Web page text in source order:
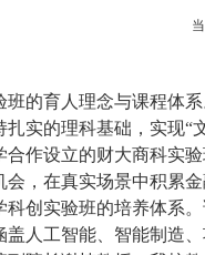
班的育人理念与课程体
扎实的理科基础，实现“
合作设立的财大商科实
，在真实场景中积累
科创实验班的培养体系
人工智能、智能制造